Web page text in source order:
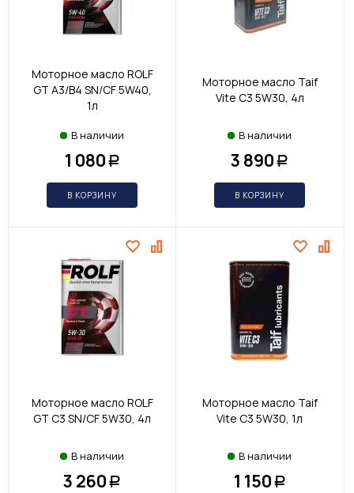
Моторное масло ROLF
GT A3/B4 SN/CF 5W40,
1л
В наличии
1 080 Р
В КОРЗИНУ
Моторное масло Taif
Vite С3 5W30, 4л
В наличии
3 890 Р
В КОРЗИНУ
Моторное масло ROLF
GT С3 SN/CF 5W30, 4л
В наличии
3 260 Р
Моторное масло Taif
Vite С3 5W30, 1л
В наличии
1 150 Р